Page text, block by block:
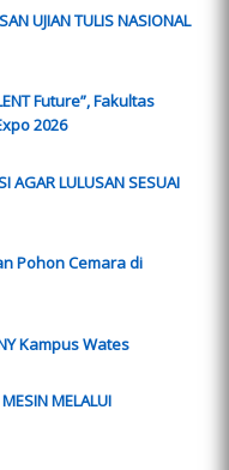
UJIAN TULIS NASIONAL
Future”, Fakultas
2026
AGAR LULUSAN SESUAI
Pohon Cemara di
Kampus Wates
MELALUI